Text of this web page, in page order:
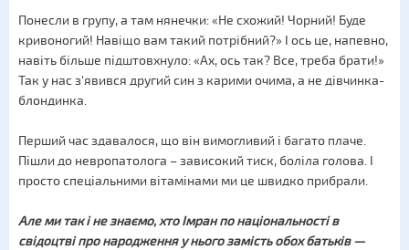
Понесли в групу, а там нянечки: «Не схожий! Чорний! Буде
кривоногий! Навіщо вам такий потрібний?» І ось це, напевно,
навіть більше підштовхнуло: «Ах, ось так? Все, треба брати!»
Так у нас з'явився другий син з карими очима, а не дівчинка-
блондинка.
Перший час здавалося, що він вимогливий і багато плаче.
Пішли до невропатолога – зависокий тиск, боліла голова. І
просто спеціальними вітамінами ми це швидко прибрали.
Але ми так і не знаємо, хто Імран по національності в
свідоцтві про народження у нього замість обох батьків —